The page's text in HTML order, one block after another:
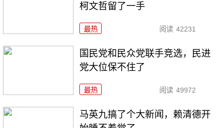
柯文哲留了一手
最热 阅读 42231
国民党和民众党联手竞选，民进
党大位保不住了
最热 阅读 49972
马英九搞了个大新闻，赖清德开